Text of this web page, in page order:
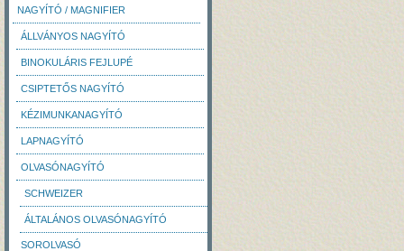
NAGYÍTÓ / MAGNIFIER
ÁLLVÁNYOS NAGYÍTÓ
BINOKULÁRIS FEJLUPÉ
CSIPTETŐS NAGYÍTÓ
KÉZIMUNKANAGYÍTÓ
LAPNAGYÍTÓ
OLVASÓNAGYÍTÓ
SCHWEIZER
ÁLTALÁNOS OLVASÓNAGYÍTÓ
SOROLVASÓ